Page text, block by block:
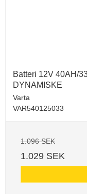
Batteri 12V 40AH/
DYNAMISKE
Varta
VAR540125033
1.096 SEK
1.029 SEK